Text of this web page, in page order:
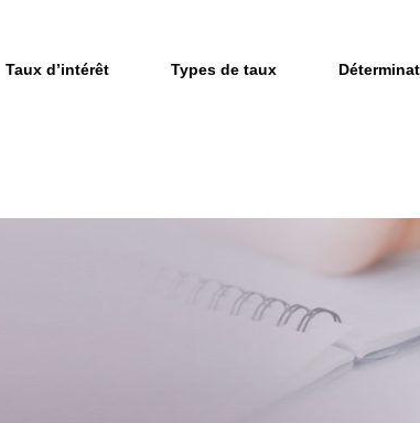
Taux d’intérêt Types de taux